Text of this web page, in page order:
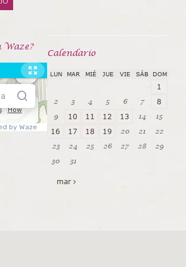
Waze?
Calendarío
LUN MAR MIÉ JUE VIE SÁB DOM
1
2 3 4 5 6 7 8
9 10 11 12 13 14 15
16 17 18 19 20 21
22
23
24 25 26 27 28
29
30
31
mar